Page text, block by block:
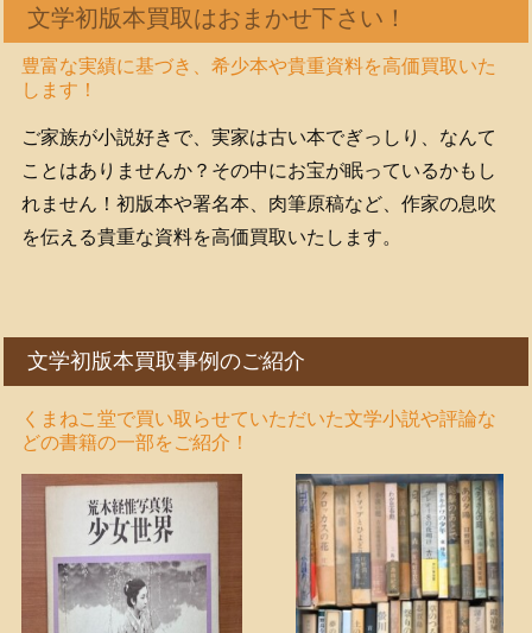
文学初版本買取はおまかせ下さい！
豊富な実績に基づき、希少本や貴重資料を高価買取いた
します！
ご家族が小説好きで、実家は古い本でぎっしり、なんて
ことはありませんか？その中にお宝が眠っているかもし
れません！初版本や署名本、肉筆原稿など、作家の息吹
を伝える貴重な資料を高価買取いたします。
文学初版本買取事例のご紹介
くまねこ堂で買い取らせていただいた文学小説や評論な
どの書籍の一部をご紹介！